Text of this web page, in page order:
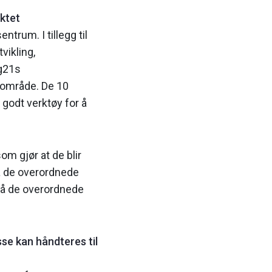
I tillegg til
De 10
verktøy for å
gjør at de blir
overordnede
de overordnede
kan håndteres til